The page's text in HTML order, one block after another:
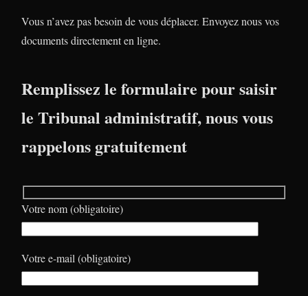
Vous n’avez pas besoin de vous déplacer. Envoyez nous vos
documents directement en ligne.
Remplissez le formulaire pour saisir
le Tribunal administratif, nous vous
rappelons gratuitement
Votre nom (obligatoire)
Votre e-mail (obligatoire)